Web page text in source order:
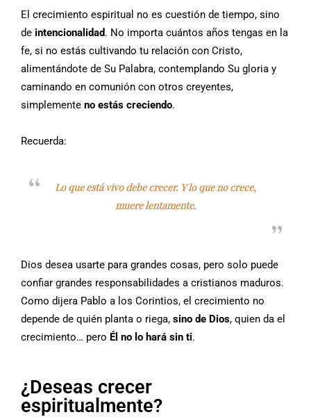
El crecimiento espiritual no es cuestión de tiempo, sino
de intencionalidad. No importa cuántos años tengas en la
fe, si no estás cultivando tu relación con Cristo,
alimentándote de Su Palabra, contemplando Su gloria y
caminando en comunión con otros creyentes,
simplemente no estás creciendo.
Recuerda:
Lo que está vivo debe crecer. Y lo que no crece,
muere lentamente.
Dios desea usarte para grandes cosas, pero solo puede
confiar grandes responsabilidades a cristianos maduros.
Como dijera Pablo a los Corintios, el crecimiento no
depende de quién planta o riega, sino de Dios, quien da el
crecimiento… pero Él no lo hará sin ti.
¿Deseas crecer
espiritualmente?